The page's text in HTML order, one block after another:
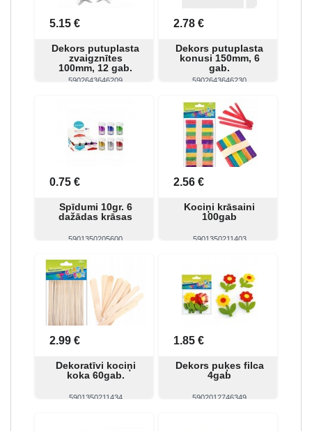
5.15 €
Dekors putuplasta
zvaigznītes
100mm, 12 gab.
5902643646209
2.78 €
Dekors putuplasta
konusi 150mm, 6
gab.
5902643646230
Skatīt Pirkt
0.75 €
Spīdumi 10gr. 6
dažādas krāsas
5901350205600
Skatīt
2.56 €
Kociņi krāsaini
100gab
5901350211403
2.99 €
Dekoratīvi kociņi
koka 60gab.
5901350211434
1.85 €
Dekors puķes filca
4gab
5902012746349